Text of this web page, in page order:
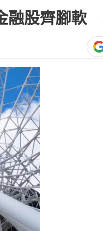
融股齊腳軟